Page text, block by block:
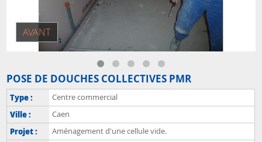
POSE DE DOUCHES COLLECTIVES PMR
Type : Centre commercial
Ville : Caen
Projet : Aménagement d'une cellule vide.